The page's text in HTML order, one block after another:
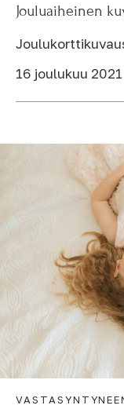
Jouluaiheinen
16 joulukuu 2021